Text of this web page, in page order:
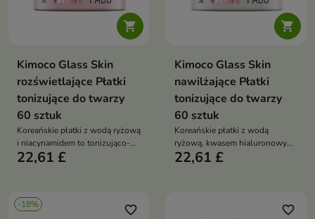

Kimoco Glass Skin
rozświetlające Płatki
tonizujące do twarzy
60 sztuk
Koreańskie płatki z wodą ryżową
i niacynamidem to tonizująco-
rozświetlająca pielęgnacja, która
22,61 £

Kimoco Glass Skin
nawilżające Płatki
tonizujące do twarzy
60 sztuk
Koreańskie płatki z wodą
ryżową, kwasem hialuronowym i
peptydami to intensywnie
22,61 £
-18% favorite_border favorite_border